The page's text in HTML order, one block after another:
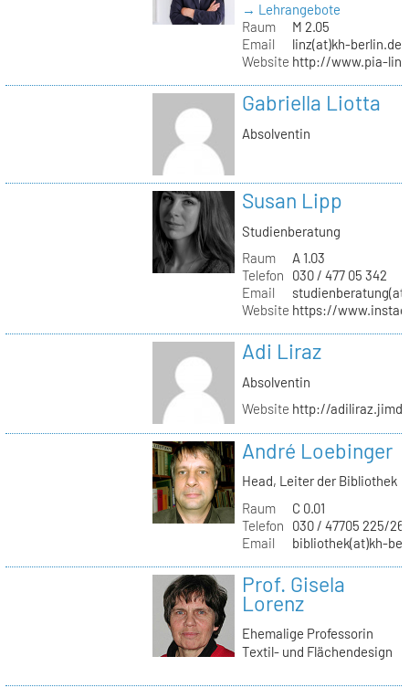
→ Lehrangebote
Raum
M 2.05
Email
linz(at)kh-berlin.de
Website http://www.pia-
Gabriella Liotta
Absolventin
Susan Lipp
Studienberatung
Raum
A 1.03
Telefon
030 / 477 05 342
Email
Website https://
Adi Liraz
Absolventin
Website http://
André Loebinger
Head, Leiter der Bibliothek
Raum
C 0.01
Telefon
030 / 47705 225/
Email
bibliothek(at)kh-
Prof. Gisela
Lorenz
Ehemalige Professorin
Textil- und Flächendesign